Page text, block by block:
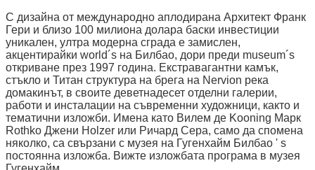
С дизайна от международно аплодирана Архитект Франк
Гери и близо 100 милиона долара баски инвестиции
уникален, ултра модерна сграда е замислен,
акцентирайки world´s на Билбао, дори преди museum´s
откриване през 1997 година. Екстравагантни камък,
стъкло и Титан структура на брега на Nervion река
домакинът, в своите деветнадесет отделни галерии,
работи и инсталации на съвременни художници, както и
тематични изложби. Имена като Вилем де Kooning Марк
Rothko Джени Holzer или Ричард Сера, само да спомена
няколко, са свързани с музея на Гугенхайм Билбао ' s
постоянна изложба. Вижте изложбата програма в музея